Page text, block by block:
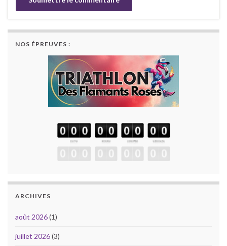
NOS ÉPREUVES :
ARCHIVES
août 2026(1)
juillet 2026(3)